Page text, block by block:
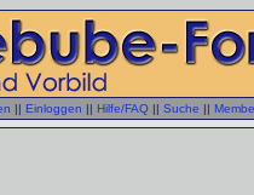
|| Einloggen || Hilfe/FAQ || Suche ||